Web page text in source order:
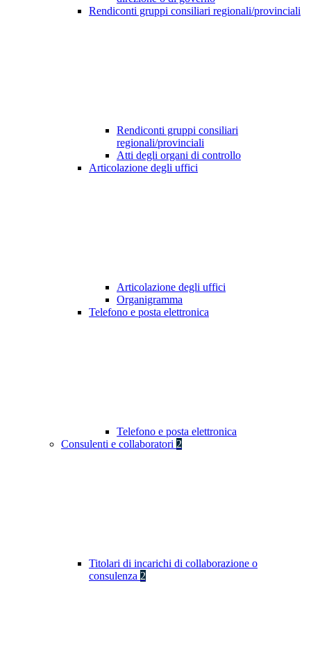
Rendiconti gruppi consiliari regionali/provinciali
Rendiconti gruppi consiliari
regionali/provinciali
Atti degli organi di controllo
Articolazione degli uffici
Articolazione degli uffici
Organigramma
Telefono e posta elettronica
Telefono e posta elettronica
Consulenti e collaboratori 2
Titolari di incarichi di collaborazione o
consulenza 2